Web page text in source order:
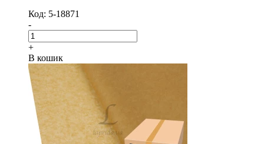
Код: 5-18871
-
+
В кошик